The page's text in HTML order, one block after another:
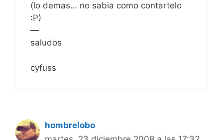
(lo demas… no sabia como contartelo
:P)
—
saludos
cyfuss
hombrelobo